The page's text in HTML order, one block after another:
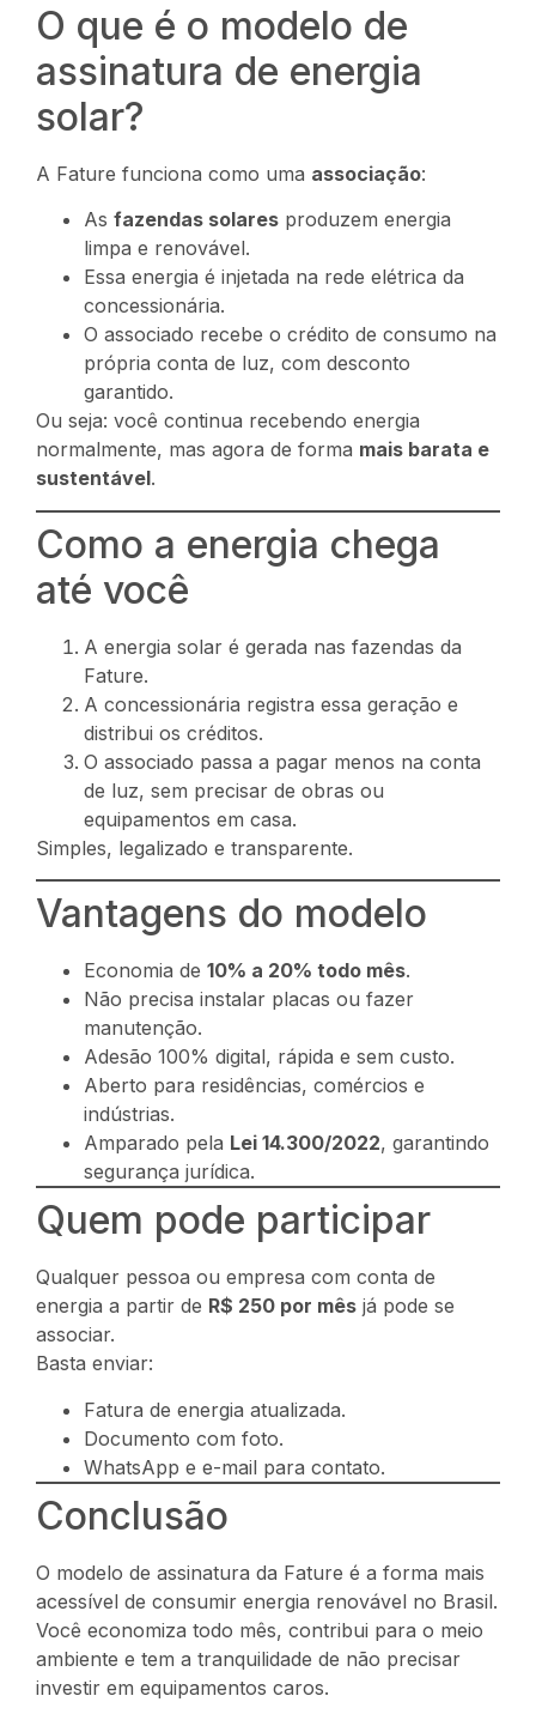
O que é o modelo de
assinatura de energia
solar?
A Fature funciona como uma associação:
As fazendas solares produzem energia
limpa e renovável.
Essa energia é injetada na rede elétrica da
concessionária.
O associado recebe o crédito de consumo na
própria conta de luz, com desconto
garantido.
Ou seja: você continua recebendo energia
normalmente, mas agora de forma mais barata e
sustentável.
Como a energia chega
até você
A energia solar é gerada nas fazendas da
Fature.
A concessionária registra essa geração e
distribui os créditos.
O associado passa a pagar menos na conta
de luz, sem precisar de obras ou
equipamentos em casa.
Simples, legalizado e transparente.
Vantagens do modelo
Economia de 10% a 20% todo mês.
Não precisa instalar placas ou fazer
manutenção.
Adesão 100% digital, rápida e sem custo.
Aberto para residências, comércios e
indústrias.
Amparado pela Lei 14.300/2022, garantindo
segurança jurídica.
Quem pode participar
Qualquer pessoa ou empresa com conta de
energia a partir de R$ 250 por mês já pode se
associar.
Basta enviar:
Fatura de energia atualizada.
Documento com foto.
WhatsApp e e-mail para contato.
Conclusão
O modelo de assinatura da Fature é a forma mais
acessível de consumir energia renovável no Brasil.
Você economiza todo mês, contribui para o meio
ambiente e tem a tranquilidade de não precisar
investir em equipamentos caros.